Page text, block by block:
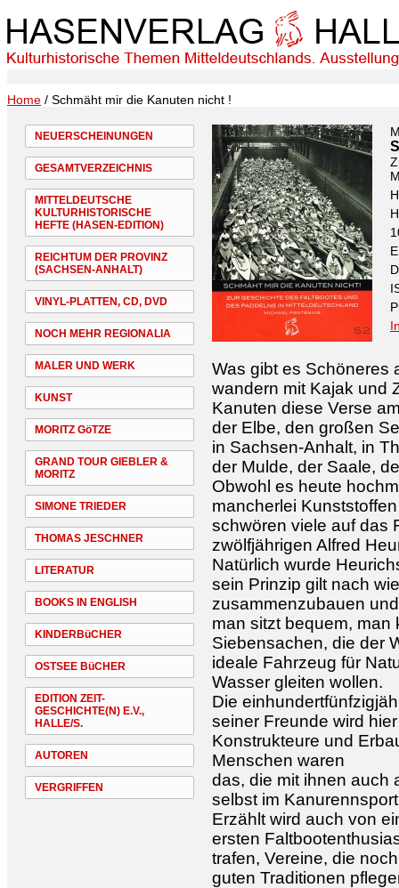
Home / Schmäht mir die Kanuten nicht !
NEUERSCHEINUNGEN
GESAMTVERZEICHNIS
MITTELDEUTSCHE
KULTURHISTORISCHE
HEFTE (HASEN-EDITION)
REICHTUM DER PROVINZ
(SACHSEN-ANHALT)
VINYL-PLATTEN, CD, DVD
NOCH MEHR REGIONALIA
MALER UND WERK
KUNST
MORITZ GöTZE
GRAND TOUR GIEBLER &
MORITZ
SIMONE TRIEDER
THOMAS JESCHNER
LITERATUR
BOOKS IN ENGLISH
KINDERBüCHER
OSTSEE BüCHER
EDITION ZEIT-
GESCHICHTE(N) E.V.,
HALLE/S.
AUTOREN
VERGRIFFEN
Was gibt es Schöneres
wandern mit Kajak und
Kanuten diese Verse
der Elbe, den großen
in Sachsen-Anhalt, in
der Mulde, der Saale,
Obwohl es heute
mancherlei
schwören viele auf das
zwölfjährigen Alfred
Natürlich wurde
sein Prinzip gilt nach
zusammenzubauen
man sitzt bequem, man
Siebensachen, die der
ideale Fahrzeug für
Wasser gleiten wollen.
Die
seiner Freunde wird
Konstrukteure und
Menschen waren
das, die mit ihnen auch
selbst im
Erzählt wird auch von
ersten
trafen, Vereine, die
guten Traditionen